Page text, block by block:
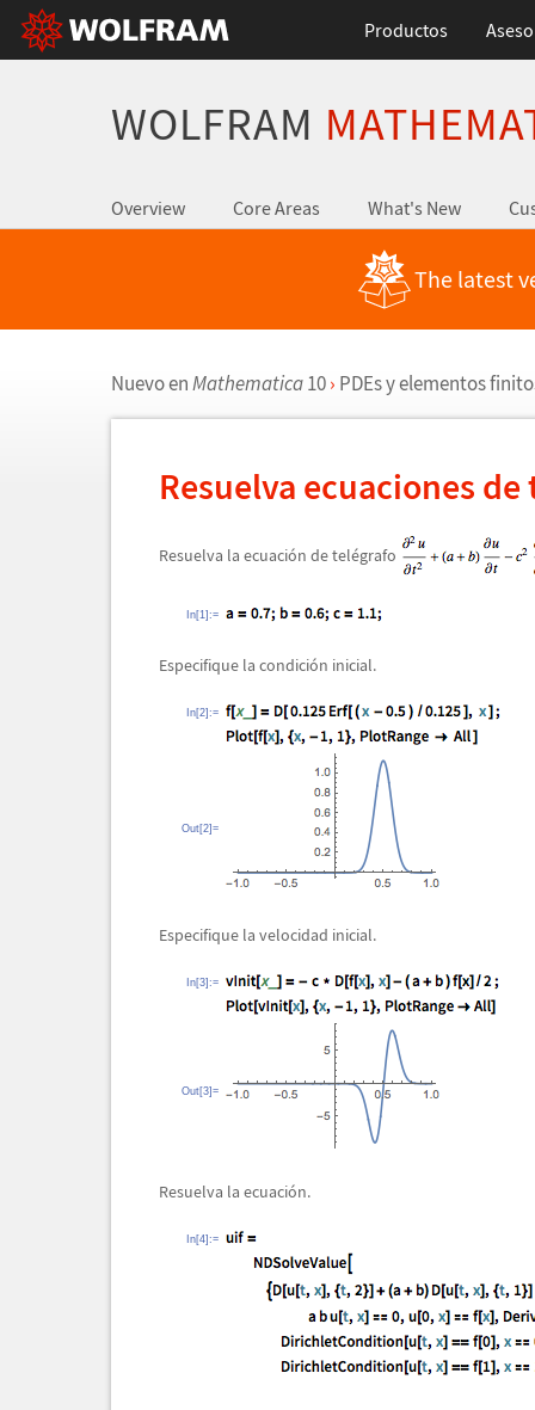
Productos
WOLFRAM
Overview Core Areas What's New
The latest
Nuevo enMathematica10 › PDEs y elementos
Resuelva ecuaciones de
Resuelva la ecuación de telégrafo
In[1]:=
Especifique la condición inicial.
In[2]:=
Out[2]=
Especifique la velocidad inicial.
In[3]:=
Out[3]=
Resuelva la ecuación.
In[4]:=